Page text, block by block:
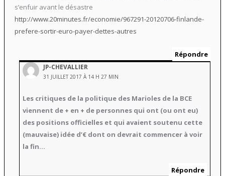
s’enfuir avant le désastre
http://www.20minutes.fr/economie/967291-20120706-finlande-
prefere-sortir-euro-payer-dettes-autres
Répondre
JP-CHEVALLIER
31 JUILLET 2017 À 14 H 27 MIN
Les critiques de la politique des Marioles de la BCE
viennent de + en + de personnes qui ont (ou ont eu)
des positions officielles et qui avaient soutenu cette
(mauvaise) idée d’€ dont on devrait commencer à voir
la fin…
Répondre